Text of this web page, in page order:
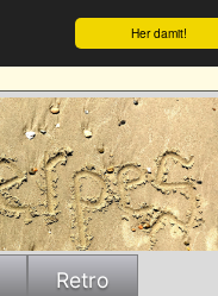
Her damit!
Retro